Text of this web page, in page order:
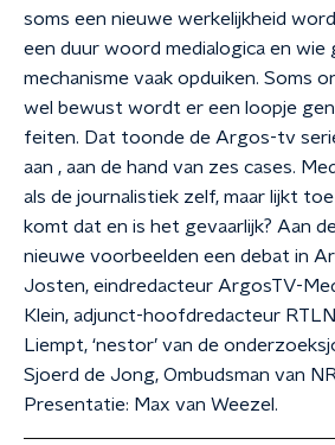
soms een nieuwe werkelijkheid
een duur woord medialogica en
mechanisme vaak opduiken. Soms
wel bewust wordt er een loopje
feiten. Dat toonde de Argos-tv
aan , aan de hand van zes cases.
als de journalistiek zelf, maar lijkt
komt dat en is het gevaarlijk? Aan
nieuwe voorbeelden een debat in
Josten, eindredacteur ArgosTV-
Klein, adjunct-hoofdredacteur
Liempt, ‘nestor’ van de
Sjoerd de Jong, Ombudsman van
Presentatie: Max van Weezel.